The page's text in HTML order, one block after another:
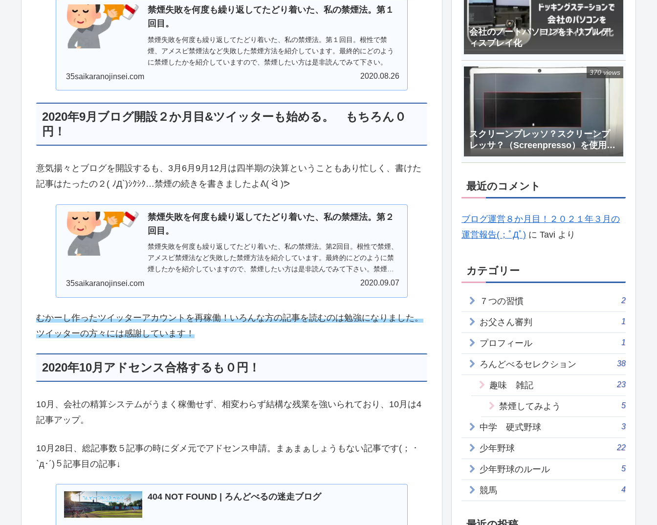
禁煙失敗を何度も繰り返してたどり着いた、私の禁煙法。第１
回目。
禁煙失敗を何度も繰り返してたどり着いた、私の禁煙法。第１回目。根性で禁
煙、アメスピ禁煙法など失敗した禁煙方法を紹介しています。最終的にどのよう
に禁煙したかを紹介していますので、禁煙したい方は是非読んでみて下さい。
35saikaranojinsei.com 2020.08.26
2020年9月ブログ開設２か月目&ツイッターも始める。 もちろん０
円！
意気揚々とブログを開設するも、3月6月9月12月は四半期の決算ということもあり忙しく、書けた
記事はたったの２( ﾉД`)ｼｸｼｸ…禁煙の続きを書きましたよᕕ( ᐛ )ᕗ
禁煙失敗を何度も繰り返してたどり着いた、私の禁煙法。第２
回目。
禁煙失敗を何度も繰り返してたどり着いた、私の禁煙法。第2回目。根性で禁煙、
アメスピ禁煙法など失敗した禁煙方法を紹介しています。最終的にどのように禁
煙したかを紹介していますので、禁煙したい方は是非読んでみて下さい。禁煙外
35saikaranojinsei.com 2020.09.07
むかーし作ったツイッターアカウントを再稼働！いろんな方の記事を読むのは勉強になりました。
ツイッターの方々には感謝しています！
2020年10月アドセンス合格するも０円！
10月、会社の精算システムがうまく稼働せず、相変わらず結構な残業を強いられており、10月は4
記事アップ。
10月28日、総記事数５記事の時にダメ元でアドセンス申請。まぁまぁしょうもない記事です(； ･
`д･´)５記事目の記事↓
404 NOT FOUND | ろんどべるの迷走ブログ
会社のノートパソコンをトリプルデ
ィスプレイ化
スクリーンプレッソ？スクリーンプ
レッサ？（Screenpresso）を使用す
ると真っ黒な画面になってしまう現
370 views
最近のコメント
ブログ運営８か月目！２０２１年３月の
運営報告(；ﾟДﾟ) に Tavi より
カテゴリー
７つの習慣 2
お父さん審判 1
プロフィール 1
ろんどべるセレクション 38
趣味 雑記 23
禁煙してみよう 5
中学 硬式野球 3
少年野球 22
少年野球のルール 5
競馬 4